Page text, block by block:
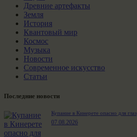
Древние артефакты
Земля
История
Квантовый мир
Космос
Музыка
Новости
Современное искусство
Статьи
Последние новости
Купание в Кинерете опасно для глаз
07.08.2026